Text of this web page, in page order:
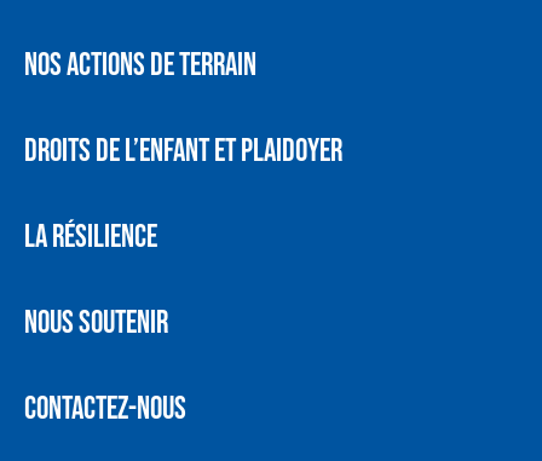
NOS ACTIONS DE TERRAIN
DROITS DE L’ENFANT ET PLAIDOYER
LA RÉSILIENCE
NOUS SOUTENIR
CONTACTEZ-NOUS